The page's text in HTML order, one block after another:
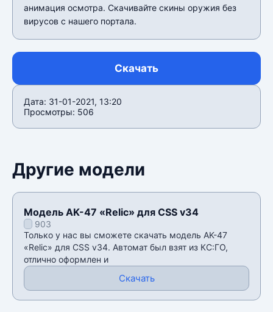
анимация осмотра. Скачивайте скины оружия без
вирусов с нашего портала.
Скачать
Дата: 31-01-2021, 13:20
Просмотры: 506
Другие модели
Модель AK-47 «Relic» для CSS v34
903
Только у нас вы сможете скачать модель AK-47
«Relic» для CSS v34. Автомат был взят из КС:ГО,
отлично оформлен и
Скачать